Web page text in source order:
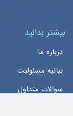
بیشتر بدانید
درباره ما
بیانیه مسئولیت
سوالات متداول